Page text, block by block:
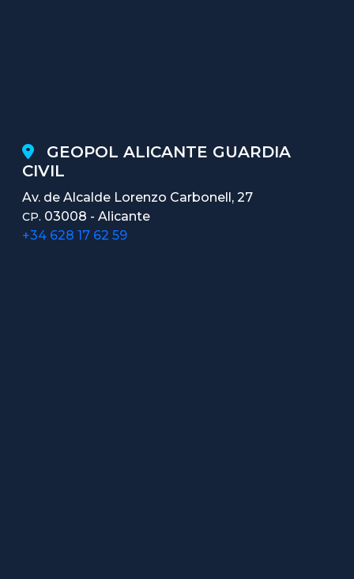
GEOPOL ALICANTE GUARDIA
CIVIL
Av. de Alcalde Lorenzo Carbonell, 27
CP. 03008 - Alicante
+34 628 17 62 59